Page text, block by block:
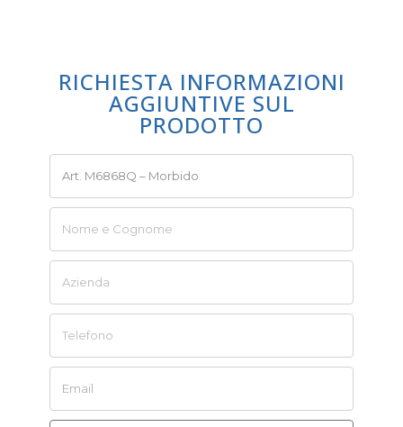
RICHIESTA INFORMAZIONI
AGGIUNTIVE SUL
PRODOTTO